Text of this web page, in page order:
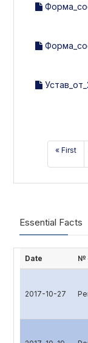
« First
Essential Facts
Date №
2017-10-27